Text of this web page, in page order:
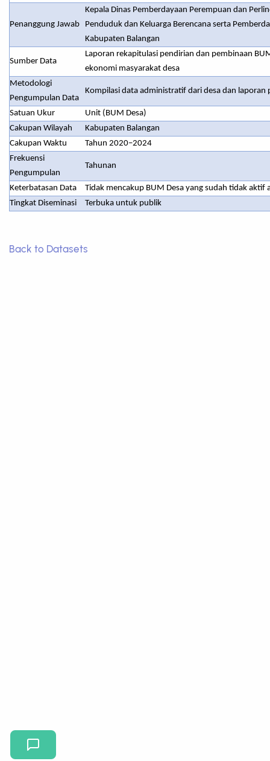
Penanggung Jawab
Kepala Dinas Pemberdayaan Perempuan dan
Penduduk dan Keluarga Berencana serta
Kabupaten Balangan
Sumber Data
Laporan rekapitulasi pendirian dan pembinaan
ekonomi masyarakat desa
Metodologi
Pengumpulan Data
Kompilasi data administratif dari desa dan laporan
Satuan Ukur
Unit (BUM Desa)
Cakupan Wilayah
Kabupaten Balangan
Cakupan Waktu
Tahun 2020–2024
Frekuensi
Pengumpulan
Tahunan
Keterbatasan Data
Tidak mencakup BUM Desa yang sudah tidak
Tingkat Diseminasi
Terbuka untuk publik
Back to Datasets